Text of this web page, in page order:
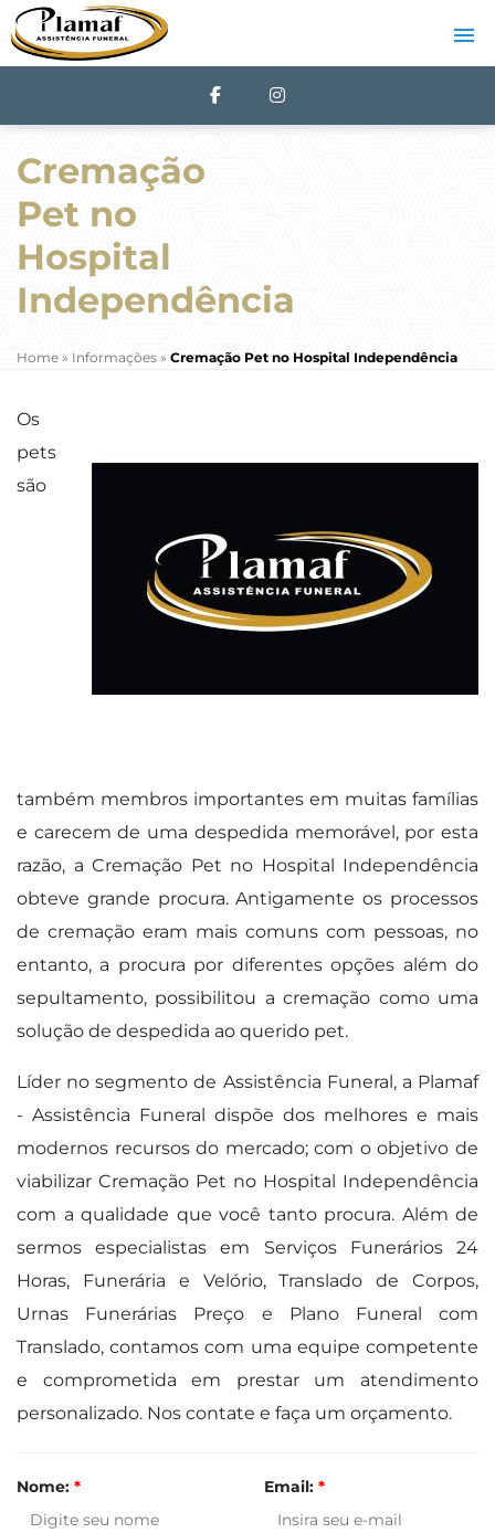
Cremação
Pet no
Hospital
Independência
Home » Informações » Cremação Pet no Hospital Independência
Os
pets
são
também membros importantes em muitas famílias
e carecem de uma despedida memorável, por esta
razão, a Cremação Pet no Hospital Independência
obteve grande procura. Antigamente os processos
de cremação eram mais comuns com pessoas, no
entanto, a procura por diferentes opções além do
sepultamento, possibilitou a cremação como uma
solução de despedida ao querido pet.
Líder no segmento de Assistência Funeral, a Plamaf
- Assistência Funeral dispõe dos melhores e mais
modernos recursos do mercado; com o objetivo de
viabilizar Cremação Pet no Hospital Independência
com a qualidade que você tanto procura. Além de
sermos especialistas em Serviços Funerários 24
Horas, Funerária e Velório, Translado de Corpos,
Urnas Funerárias Preço e Plano Funeral com
Translado, contamos com uma equipe competente
e comprometida em prestar um atendimento
personalizado. Nos contate e faça um orçamento.
Nome: * Email: *